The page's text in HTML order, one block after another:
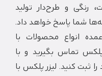
طرح‌دار تولید
پاسخ خواهد داد.
محصولات با
بگیرید و با
لیزر پلکس با